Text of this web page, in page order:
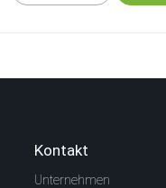
Kontakt
Unternehmen